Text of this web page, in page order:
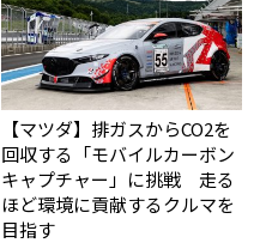
【マツダ】排ガスからCO2を
回収する「モバイルカーボン
キャプチャー」に挑戦 走る
ほど環境に貢献するクルマを
目指す